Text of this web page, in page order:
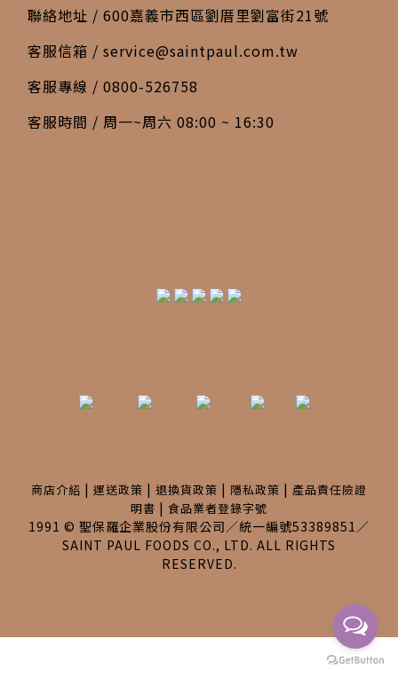
BUY NOW
聯絡地址 / 600嘉義市西區劉厝里劉富街21號
客服信箱 / service@saintpaul.com.tw
客服專線 / 0800-526758
客服時間 / 周一~周六 08:00 ~ 16:30
商店介紹 | 運送政策 | 退換貨政策 | 隱私政策 | 產品責任險證
明書 | 食品業者登錄字號
1991 © 聖保羅企業股份有限公司／統一編號53389851／
SAINT PAUL FOODS CO., LTD. ALL RIGHTS
RESERVED.